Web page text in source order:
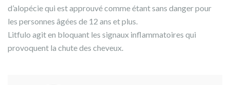
d’alopécie qui est approuvé comme étant sans danger pour
les personnes âgées de 12 ans et plus.
Litfulo agit en bloquant les signaux inflammatoires qui
provoquent la chute des cheveux.